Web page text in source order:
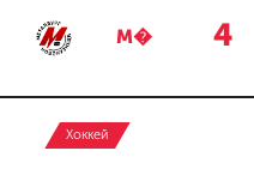
М� 4
Хоккей